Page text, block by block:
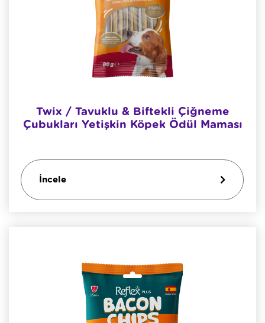
Twix / Tavuklu & Biftekli Çiğneme
Çubukları Yetişkin Köpek Ödül Maması
İncele